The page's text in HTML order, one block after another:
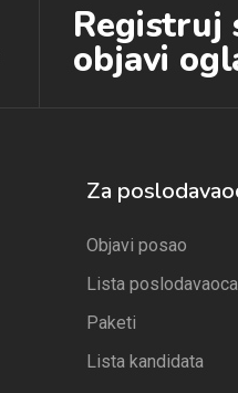
Registruj
objavi
Za
Objavi posao
Lista poslodavaoca
Paketi
Lista kandidata